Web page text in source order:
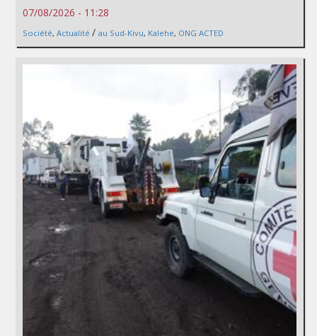
07/08/2026 - 11:28
Société, Actualité / au Sud-Kivu, Kalehe, ONG ACTED